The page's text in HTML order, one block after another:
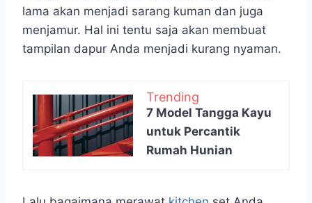
lama akan menjadi sarang kuman dan juga
menjamur. Hal ini tentu saja akan membuat
tampilan dapur Anda menjadi kurang nyaman.
Trending
7 Model Tangga Kayu
untuk Percantik
Rumah Hunian